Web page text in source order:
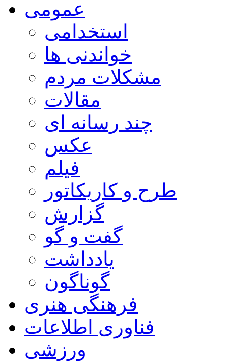
عمومی
استخدامی
خواندنی ها
مشکلات مردم
مقالات
چند رسانه ای
عکس
فیلم
طرح و کاریکاتور
گزارش
گفت و گو
یادداشت
گوناگون
فرهنگی هنری
فناوری اطلاعات
ورزشی